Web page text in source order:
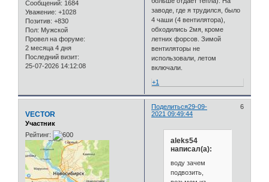
Сообщений: 1684
Уважение: +1028
Позитив: +830
Пол: Мужской
Провел на форуме:
2 месяца 4 дня
Последний визит:
25-07-2026 14:12:08
заводе, где я трудился, было
4 чаши (4 вентилятора),
обходились 2мя, кроме
летних форсов. Зимой
вентиляторы не
использовали, летом
включали.
+1
Поделиться 6
29-09-
2021 09:49:44
VECTOR
Участник
Рейтинг:
aleks54
написал(а):
воду зачем
подвозить,